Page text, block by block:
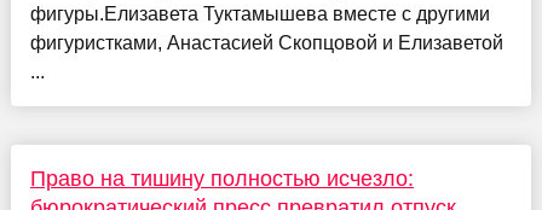
фигуры.Елизавета Туктамышева вместе с другими
фигуристками, Анастасией Скопцовой и Елизаветой
...
Право на тишину полностью исчезло: